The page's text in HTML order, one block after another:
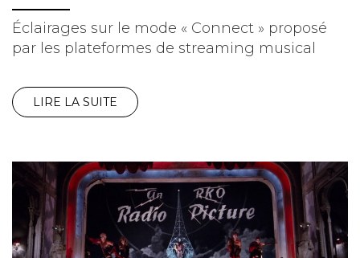
Éclairages sur le mode « Connect » proposé
par les plateformes de streaming musical
LIRE LA SUITE